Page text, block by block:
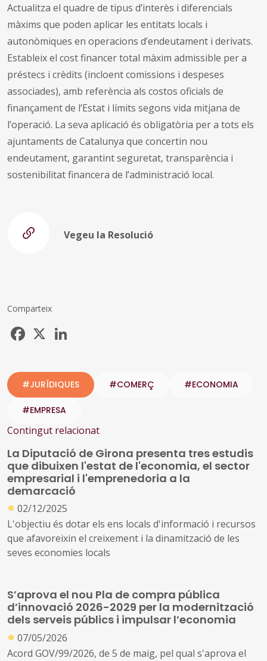
Actualitza el quadre de tipus d’interès i diferencials
màxims que poden aplicar les entitats locals i
autonòmiques en operacions d’endeutament i derivats.
Estableix el cost financer total màxim admissible per a
préstecs i crèdits (incloent comissions i despeses
associades), amb referència als costos oficials de
finançament de l’Estat i límits segons vida mitjana de
l’operació. La seva aplicació és obligatòria per a tots els
ajuntaments de Catalunya que concertin nou
endeutament, garantint seguretat, transparència i
sostenibilitat financera de l’administració local.
Vegeu la Resolució
Comparteix
Facebook
#JURÍDIQUES #COMERÇ #ECONOMIA
#EMPRESA
Contingut relacionat
La Diputació de Girona presenta tres estudis
que dibuixen l'estat de l'economia, el sector
empresarial i l'emprenedoria a la
demarcació
● 02/12/2025
L'objectiu és dotar els ens locals d'informació i recursos
que afavoreixin el creixement i la dinamització de les
seves economies locals
S’aprova el nou Pla de compra pública
d’innovació 2026-2029 per la modernització
dels serveis públics i impulsar l’economia
● 07/05/2026
Acord GOV/99/2026, de 5 de maig, pel qual s'aprova el